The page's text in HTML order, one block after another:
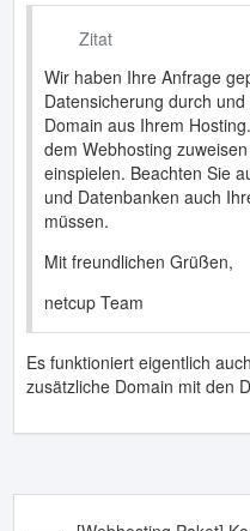
Zitat
Wir haben Ihre Anfrage
Datensicherung durch
Domain aus Ihrem
dem Webhosting
einspielen. Beachten Sie
und Datenbanken auch
müssen.
Mit freundlichen Grüßen,
netcup Team
Es funktioniert eigentlich
zusätzliche Domain mit den